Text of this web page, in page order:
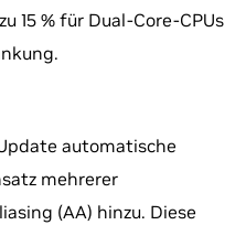
15 % für Dual-Core-CPUs
automatische
mehrerer
(AA) hinzu. Diese